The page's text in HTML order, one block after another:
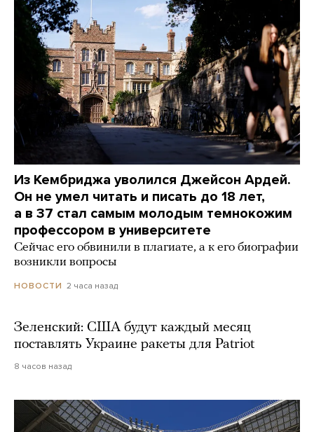
Из Кембриджа уволился Джейсон Ардей.
Он не умел читать и писать до 18 лет,
а в 37 стал самым молодым темнокожим
профессором в университете
Сейчас его обвинили в плагиате, а к его биографии
возникли вопросы
НОВОСТИ 2 часа назад
Зеленский: США будут каждый месяц
поставлять Украине ракеты для Patriot
8 часов назад